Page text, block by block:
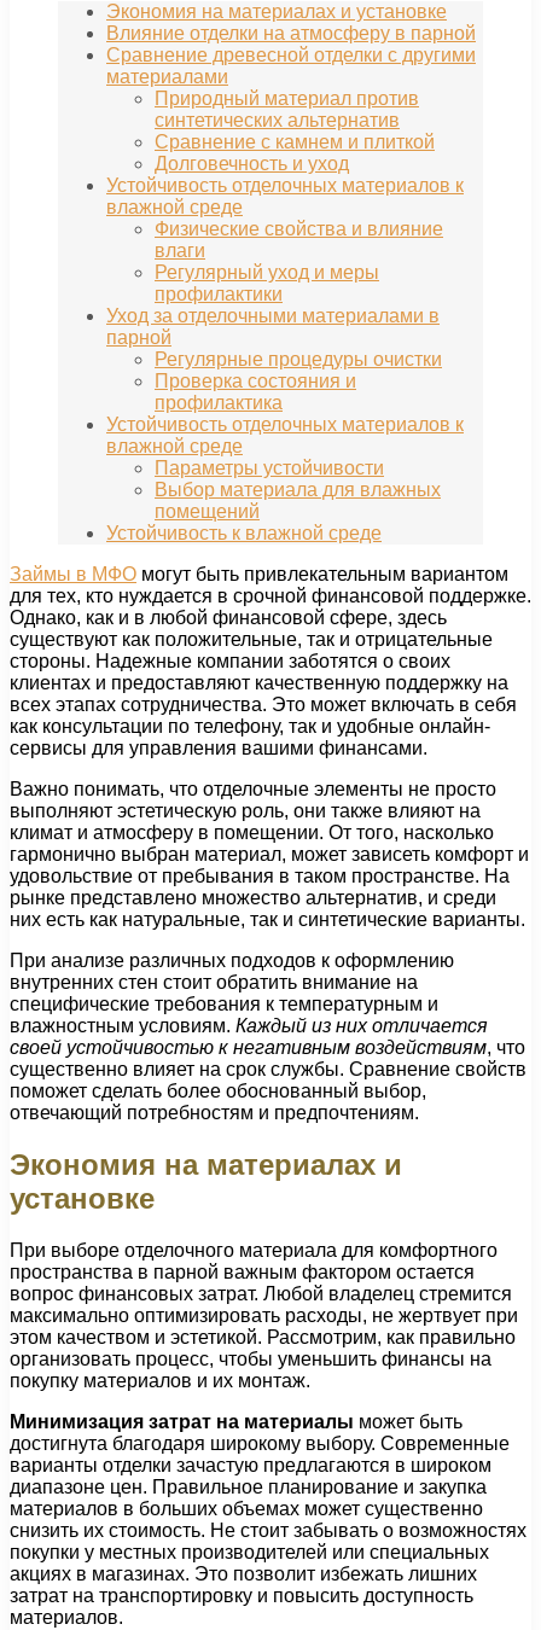
Экономия на материалах и установке
Влияние отделки на атмосферу в парной
Сравнение древесной отделки с другими
материалами
Природный материал против
синтетических альтернатив
Сравнение с камнем и плиткой
Долговечность и уход
Устойчивость отделочных материалов к
влажной среде
Физические свойства и влияние
влаги
Регулярный уход и меры
профилактики
Уход за отделочными материалами в
парной
Регулярные процедуры очистки
Проверка состояния и
профилактика
Устойчивость отделочных материалов к
влажной среде
Параметры устойчивости
Выбор материала для влажных
помещений
Устойчивость к влажной среде
Займы в МФО могут быть привлекательным вариантом
для тех, кто нуждается в срочной финансовой поддержке.
Однако, как и в любой финансовой сфере, здесь
существуют как положительные, так и отрицательные
стороны. Надежные компании заботятся о своих
клиентах и предоставляют качественную поддержку на
всех этапах сотрудничества. Это может включать в себя
как консультации по телефону, так и удобные онлайн-
сервисы для управления вашими финансами.
Важно понимать, что отделочные элементы не просто
выполняют эстетическую роль, они также влияют на
климат и атмосферу в помещении. От того, насколько
гармонично выбран материал, может зависеть комфорт и
удовольствие от пребывания в таком пространстве. На
рынке представлено множество альтернатив, и среди
них есть как натуральные, так и синтетические варианты.
При анализе различных подходов к оформлению
внутренних стен стоит обратить внимание на
специфические требования к температурным и
влажностным условиям. Каждый из них отличается
своей устойчивостью к негативным воздействиям, что
существенно влияет на срок службы. Сравнение свойств
поможет сделать более обоснованный выбор,
отвечающий потребностям и предпочтениям.
Экономия на материалах и
установке
При выборе отделочного материала для комфортного
пространства в парной важным фактором остается
вопрос финансовых затрат. Любой владелец стремится
максимально оптимизировать расходы, не жертвует при
этом качеством и эстетикой. Рассмотрим, как правильно
организовать процесс, чтобы уменьшить финансы на
покупку материалов и их монтаж.
Минимизация затрат на материалы может быть
достигнута благодаря широкому выбору. Современные
варианты отделки зачастую предлагаются в широком
диапазоне цен. Правильное планирование и закупка
материалов в больших объемах может существенно
снизить их стоимость. Не стоит забывать о возможностях
покупки у местных производителей или специальных
акциях в магазинах. Это позволит избежать лишних
затрат на транспортировку и повысить доступность
материалов.